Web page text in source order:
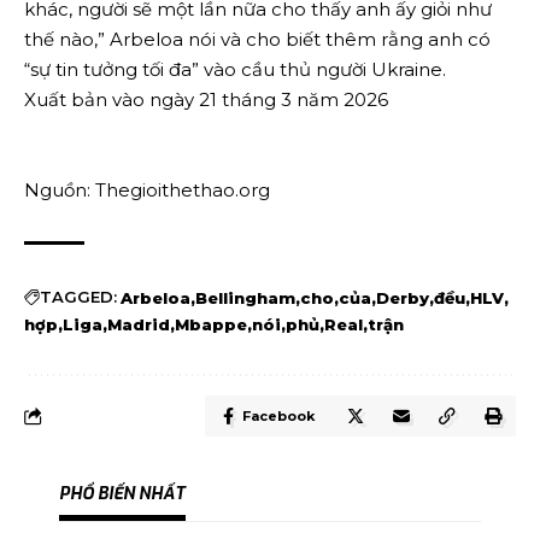
khác, người sẽ một lần nữa cho thấy anh ấy giỏi như
thế nào,” Arbeloa nói và cho biết thêm rằng anh có
“sự tin tưởng tối đa” vào cầu thủ người Ukraine.
Xuất bản vào ngày 21 tháng 3 năm 2026
Nguồn: Thegioithethao.org
TAGGED:Arbeloa Bellingham cho của Derby đều HLV
hợp Liga Madrid Mbappe nói phủ Real trận
Facebook
PHỔ BIẾN NHẤT